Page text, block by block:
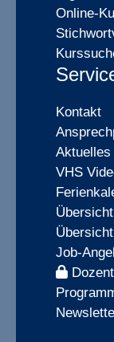
Online-
Kontakt
Aktuelles
VHS
Job-